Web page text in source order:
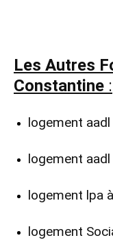
Les Autres
Constantine :
logement
logement
logement lpa
logement